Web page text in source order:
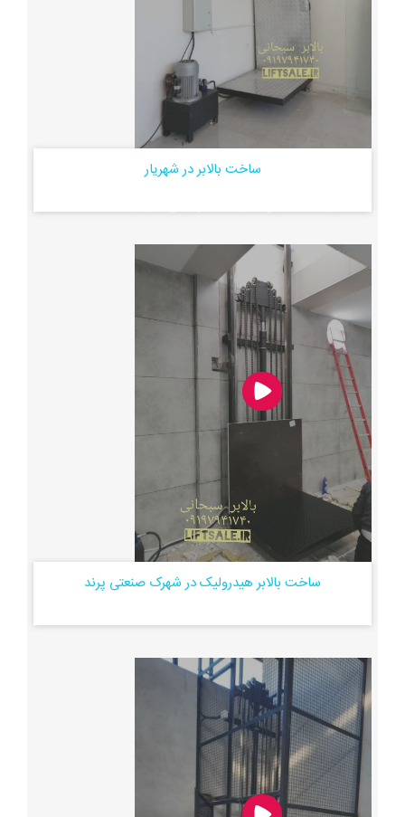
ساخت بالابر در شهریار
نصب بالابر هیدرولیک توان ۳۰۰ کیلو گرم ارتفاع ۳۸۰ در وحیدیه
ساخت بالابر هیدرولیک در شهرک صنعتی پرند